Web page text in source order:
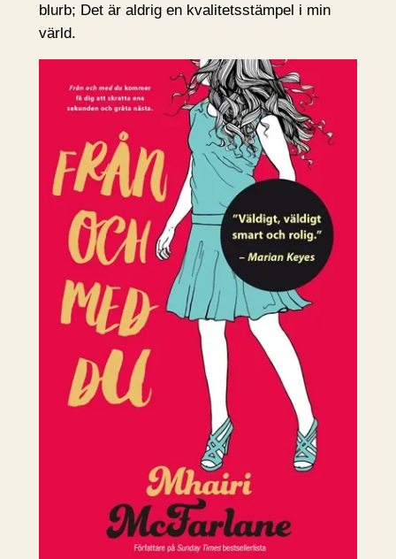
blurb; Det är aldrig en kvalitetsstämpel i min
värld.